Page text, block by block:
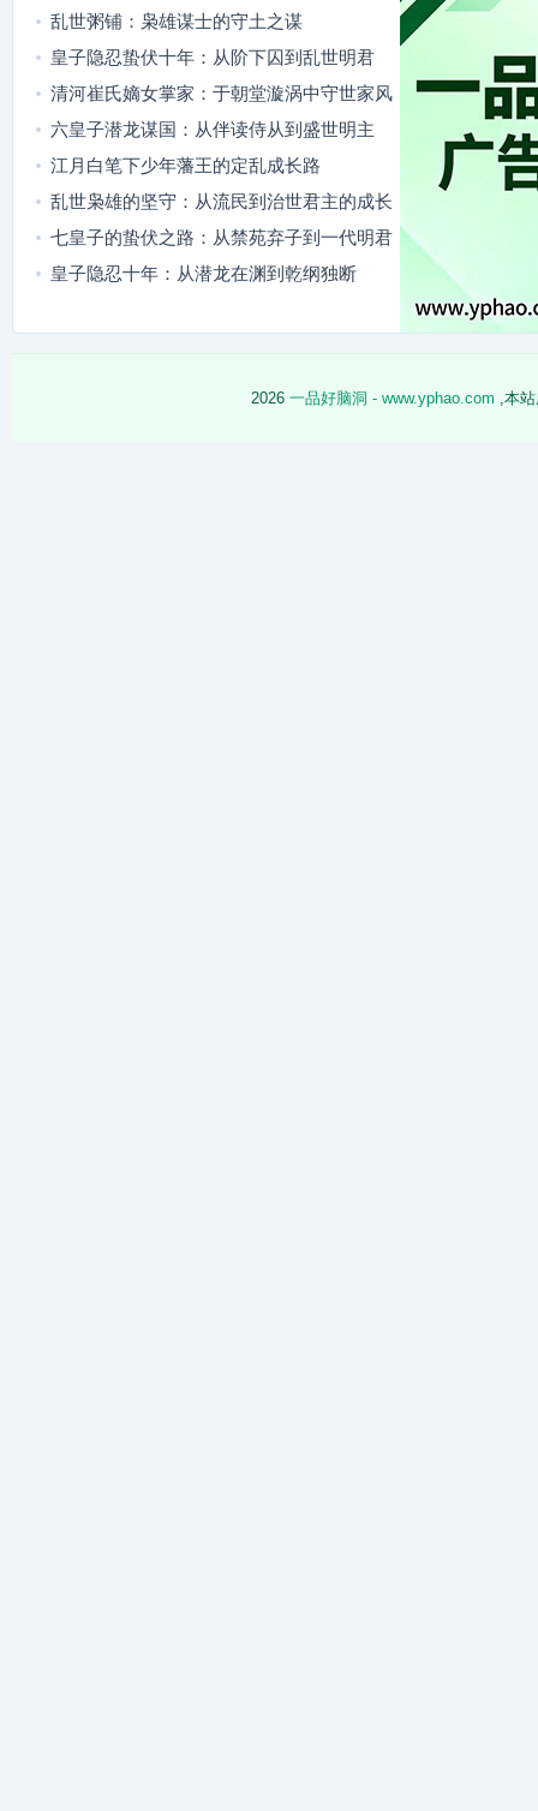
路
乱世粥铺：枭雄谋士的守土之谋
皇子隐忍蛰伏十年：从阶下囚到乱世明君
清河崔氏嫡女掌家：于朝堂漩涡中守世家风
骨
六皇子潜龙谋国：从伴读侍从到盛世明主
江月白笔下少年藩王的定乱成长路
乱世枭雄的坚守：从流民到治世君主的成长
路
七皇子的蛰伏之路：从禁苑弃子到一代明君
皇子隐忍十年：从潜龙在渊到乾纲独断
2026 一品好脑洞 - www.yphao.com ,本